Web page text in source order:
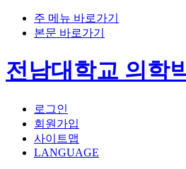
주 메뉴 바로가기
본문 바로가기
전남대학교 의학
로그인
회원가입
사이트맵
LANGUAGE